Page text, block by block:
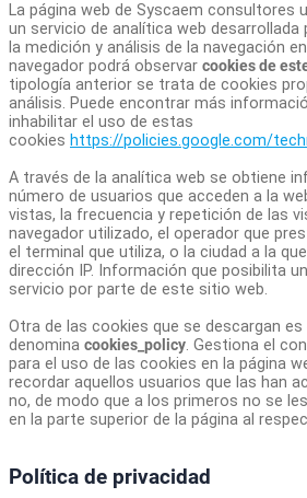
La página web de Syscaem consultores
un servicio de analítica web desarrollada
la medición y análisis de la navegación
navegador podrá observar cookies de
tipología anterior se trata de cookies
análisis. Puede encontrar más
inhabilitar el uso de estas
cookies https://policies.google.com/
A través de la analítica web se obtiene
número de usuarios que acceden a la
vistas, la frecuencia y repetición de las
navegador utilizado, el operador que
el terminal que utiliza, o la ciudad a la
dirección IP. Información que posibilita
servicio por parte de este sitio web.
Otra de las cookies que se descargan
denomina cookies_policy. Gestiona el
para el uso de las cookies en la página
recordar aquellos usuarios que las han
no, de modo que a los primeros no se
en la parte superior de la página al
Política de privacidad